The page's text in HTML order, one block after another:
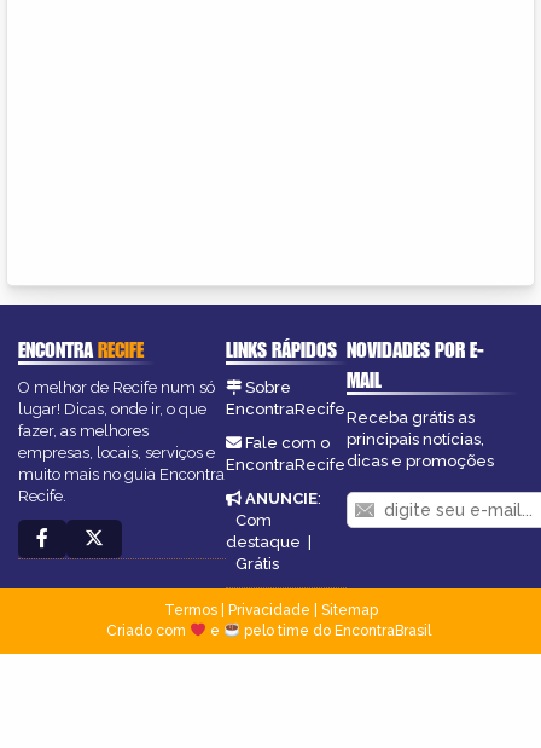
ENCONTRARECIFE
O melhor de Recife num só
lugar! Dicas, onde ir, o que
fazer, as melhores
empresas, locais, serviços e
muito mais no guia Encontra
Recife.
LINKS RÁPIDOS
Sobre
EncontraRecife
Fale com o
EncontraRecife
ANUNCIE:
Com
destaque |
Grátis
NOVIDADES POR E-
MAIL
Receba grátis as
principais notícias,
dicas e promoções
Termos| Privacidade
Sitemap
Criado com
e pelo time do EncontraBrasil